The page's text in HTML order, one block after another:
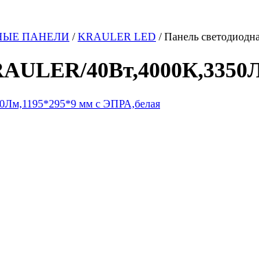
ПАНЕЛИ /KRAULER LED /Панель